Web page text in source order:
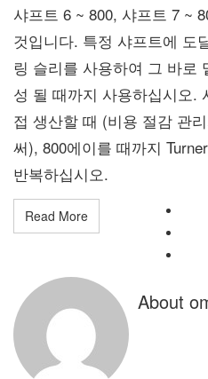
샤프트 6 ~ 800, 샤프트 7 ~
것입니다. 특정 샤프트에 도
링 슬리를 사용하여 그 바로
성 될 때까지 사용하십시오.
접 생산할 때 (비용 절감 관
써), 800에이를 때까지
반복하십시오.
Read More
About